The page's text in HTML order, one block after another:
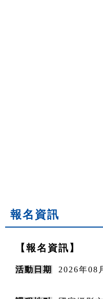
報名資訊
【報名資訊】
活動日期 2026年08